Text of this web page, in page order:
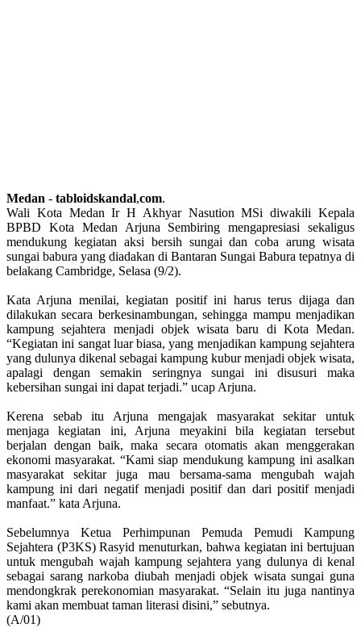
Medan - tabloidskandal,com.
Wali Kota Medan Ir H Akhyar Nasution MSi diwakili Kepala
BPBD Kota Medan Arjuna Sembiring mengapresiasi sekaligus
mendukung kegiatan aksi bersih sungai dan coba arung wisata
sungai babura yang diadakan di Bantaran Sungai Babura tepatnya di
belakang Cambridge, Selasa (9/2).
Kata Arjuna menilai, kegiatan positif ini harus terus dijaga dan
dilakukan secara berkesinambungan, sehingga mampu menjadikan
kampung sejahtera menjadi objek wisata baru di Kota Medan.
“Kegiatan ini sangat luar biasa, yang menjadikan kampung sejahtera
yang dulunya dikenal sebagai kampung kubur menjadi objek wisata,
apalagi dengan semakin seringnya sungai ini disusuri maka
kebersihan sungai ini dapat terjadi.” ucap Arjuna.
Kerena sebab itu Arjuna mengajak masyarakat sekitar untuk
menjaga kegiatan ini, Arjuna meyakini bila kegiatan tersebut
berjalan dengan baik, maka secara otomatis akan menggerakan
ekonomi masyarakat. “Kami siap mendukung kampung ini asalkan
masyarakat sekitar juga mau bersama-sama mengubah wajah
kampung ini dari negatif menjadi positif dan dari positif menjadi
manfaat.” kata Arjuna.
Sebelumnya Ketua Perhimpunan Pemuda Pemudi Kampung
Sejahtera (P3KS) Rasyid menuturkan, bahwa kegiatan ini bertujuan
untuk mengubah wajah kampung sejahtera yang dulunya di kenal
sebagai sarang narkoba diubah menjadi objek wisata sungai guna
mendongkrak perekonomian masyarakat. “Selain itu juga nantinya
kami akan membuat taman literasi disini,” sebutnya.
(A/01)